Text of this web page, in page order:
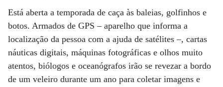
Está aberta a temporada de caça às baleias, golfinhos e
botos. Armados de GPS – aparelho que informa a
localização da pessoa com a ajuda de satélites –, cartas
náuticas digitais, máquinas fotográficas e olhos muito
atentos, biólogos e oceanógrafos irão se revezar a bordo
de um veleiro durante um ano para coletar imagens e